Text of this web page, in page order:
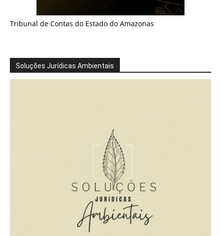
Tribunal de Contas do Estado do Amazonas
Soluções Jurídicas Ambientais